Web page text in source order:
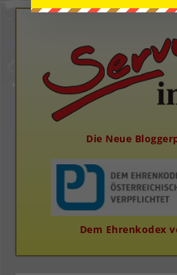
Die Neue
Dem Ehrenkodex